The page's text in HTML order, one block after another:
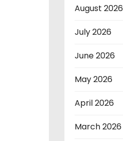
August 2026
July 2026
June 2026
May 2026
April 2026
March 2026